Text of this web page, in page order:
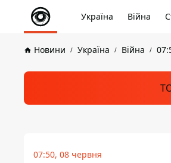
Україна Війна
Новини Україна Війна
07:50, 08 червня